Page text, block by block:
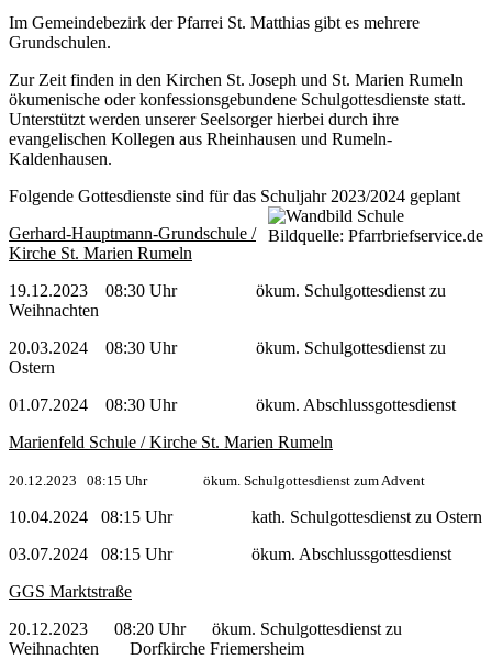
Im Gemeindebezirk der Pfarrei St. Matthias gibt es mehrere
Grundschulen.
Zur Zeit finden in den Kirchen St. Joseph und St. Marien Rumeln
ökumenische oder konfessionsgebundene Schulgottesdienste statt.
Unterstützt werden unserer Seelsorger hierbei durch ihre
evangelischen Kollegen aus Rheinhausen und Rumeln-
Kaldenhausen.
Folgende Gottesdienste sind für das Schuljahr 2023/2024 geplant
Bildquelle: Pfarrbriefservice.de
Gerhard-Hauptmann-Grundschule /
Kirche St. Marien Rumeln
19.12.2023 08:30 Uhr ökum. Schulgottesdienst zu
Weihnachten
20.03.2024 08:30 Uhr ökum. Schulgottesdienst zu
Ostern
01.07.2024 08:30 Uhr ökum. Abschlussgottesdienst
Marienfeld Schule / Kirche St. Marien Rumeln
20.12.2023 08:15 Uhr ökum. Schulgottesdienst zum Advent
10.04.2024 08:15 Uhr kath. Schulgottesdienst zu Ostern
03.07.2024 08:15 Uhr ökum. Abschlussgottesdienst
GGS Marktstraße
20.12.2023 08:20 Uhr ökum. Schulgottesdienst zu
Weihnachten Dorfkirche Friemersheim